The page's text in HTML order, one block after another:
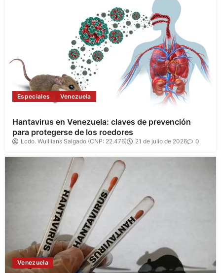
Especiales Venezuela
Hantavirus en Venezuela: claves de prevención
para protegerse de los roedores
Lcdo. Wuillians Salgado (CNP: 22.476) 21 de julio de 2026 0
Venezuela